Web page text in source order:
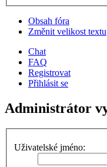
Obsah fóra
Změnit velikost textu
Chat
FAQ
Registrovat
Přihlásit se
Administrátor
Uživatelské jméno: